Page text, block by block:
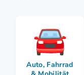
Auto, Fahrrad